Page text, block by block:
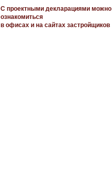
С проектными декларациями можно
ознакомиться
в офисах и на сайтах застройщиков